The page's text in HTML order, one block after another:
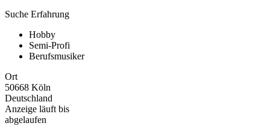
Suche Erfahrung
Hobby
Semi-Profi
Berufsmusiker
Ort
50668 Köln
Deutschland
Anzeige läuft bis
abgelaufen